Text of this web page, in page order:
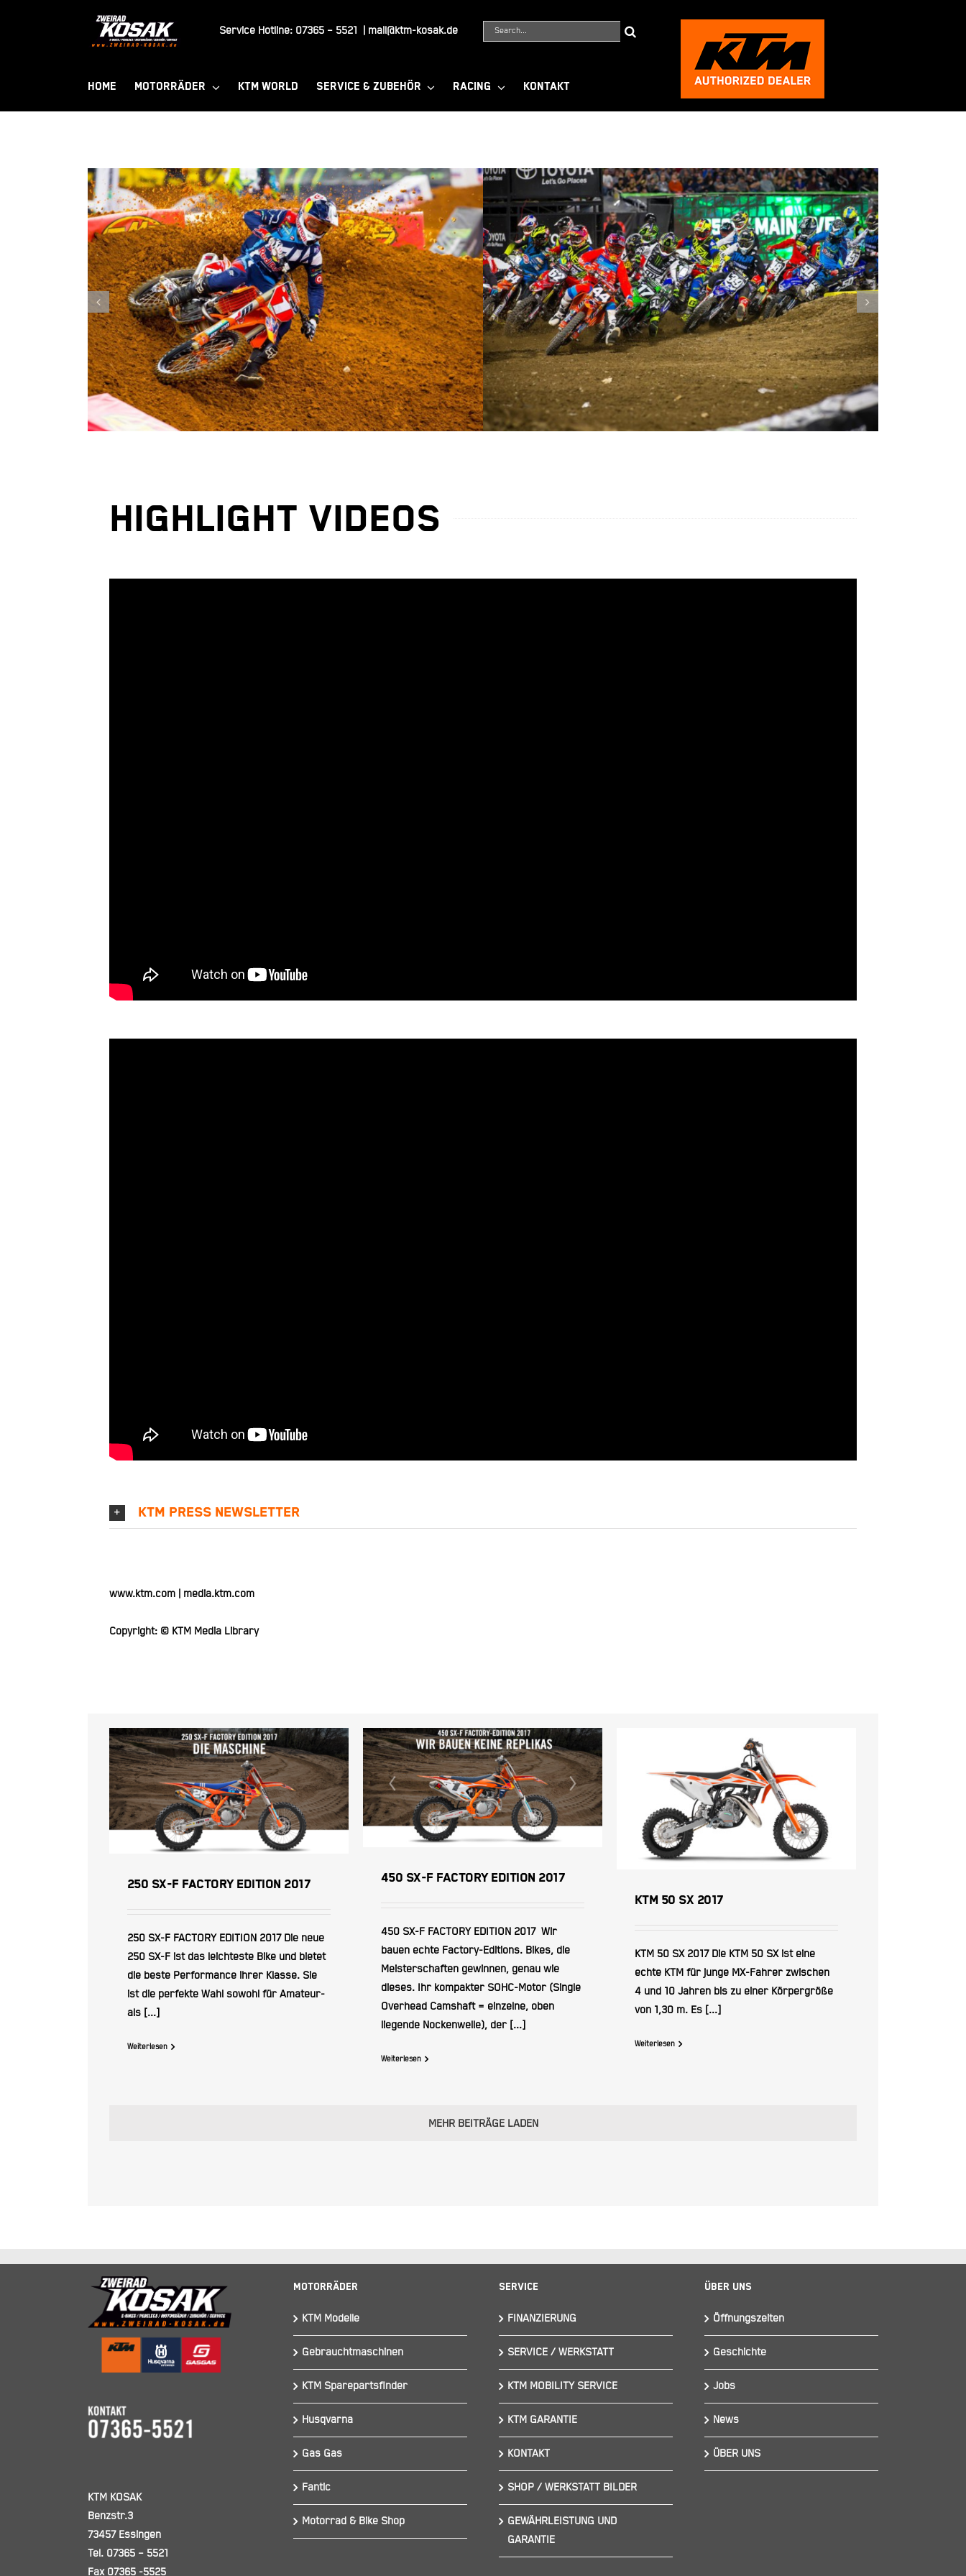
Service Hotline: 07365 – 5521 mail@ktm-kosak.de
Suche
HOME MOTORRÄDER KTM WORLD SERVICE & ZUBEHÖR RACING KONTAKT
HIGHLIGHT VIDEOS
KTM PRESS NEWSLETTER
www.ktm.com| media.ktm.com
Copyright: © KTM Media Library
250 SX-F FACTORY EDITION
2017
250 SX-F FACTORY EDITION 2017
250 SX-F FACTORY EDITION 2017 Die neue
250 SX-F ist das leichteste Bike und bietet
die beste Performance ihrer Klasse. Sie
ist die perfekte Wahl sowohl für Amateur-
als [...]
Weiterlesen
450 SX-F FACTORY EDITION
2017
450 SX-F FACTORY EDITION 2017
450 SX-F FACTORY EDITION 2017 Wir
bauen echte Factory-Editions. Bikes, die
Meisterschaften gewinnen, genau wie
dieses. Ihr kompakter SOHC-Motor (Single
Overhead Camshaft = einzelne, oben
liegende Nockenwelle), der [...]
Weiterlesen
KTM 50 SX 2017
KTM 50 SX 2017
KTM 50 SX 2017 Die KTM 50 SX ist eine
echte KTM für junge MX-Fahrer zwischen
4 und 10 Jahren bis zu einer Körpergröße
von 1,30 m. Es [...]
Weiterlesen
MEHR BEITRÄGE LADEN
KTM KOSAK
Benzstr.3
73457 Essingen
Tel. 07365 – 5521
Fax 07365 -5525
Motorräder
KTM Modelle
Gebrauchtmaschinen
KTM Sparepartsfinder
Husqvarna
Gas Gas
Fantic
Motorrad & Bike Shop
Service
FINANZIERUNG
SERVICE / WERKSTATT
KTM MOBILITY SERVICE
KTM GARANTIE
KONTAKT
SHOP / WERKSTATT BILDER
GEWÄHRLEISTUNG UND
GARANTIE
Über Uns
Öffnungszeiten
Geschichte
Jobs
News
ÜBER UNS